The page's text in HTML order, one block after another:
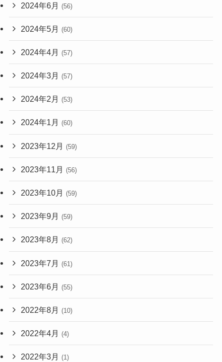
2024年6月 (56)
2024年5月 (60)
2024年4月 (57)
2024年3月 (57)
2024年2月 (53)
2024年1月 (60)
2023年12月 (59)
2023年11月 (56)
2023年10月 (59)
2023年9月 (59)
2023年8月 (62)
2023年7月 (61)
2023年6月 (55)
2022年8月 (10)
2022年4月 (4)
2022年3月 (1)